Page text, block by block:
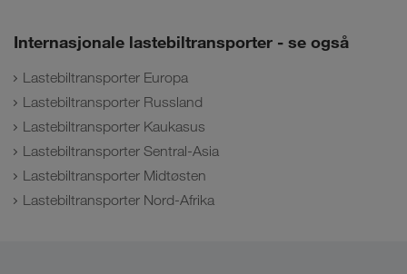
Internasjonale lastebiltransporter - se også
Lastebiltransporter Europa
Lastebiltransporter Russland
Lastebiltransporter Kaukasus
Lastebiltransporter Sentral-Asia
Lastebiltransporter Midtøsten
Lastebiltransporter Nord-Afrika